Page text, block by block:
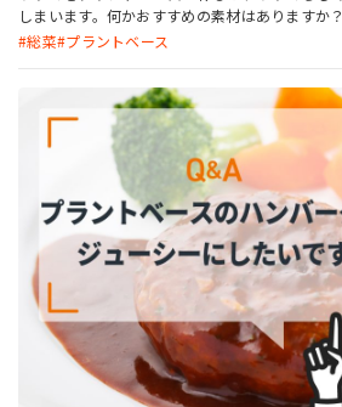
しまいます。何かおすすめの素材はありますか？
総菜 プラントベース